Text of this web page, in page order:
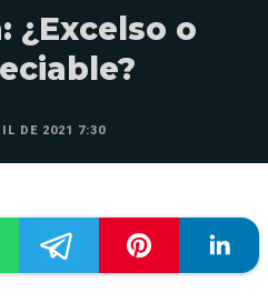
¿Excelso o
DE 2021 7:30